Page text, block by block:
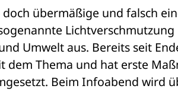
übermäßige und falsch
Umwelt aus. Bereits seit
dem Thema und hat erste
Beim Infoabend wird